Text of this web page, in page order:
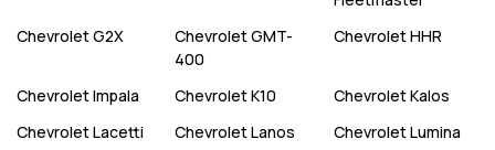
ChevroletG2X ChevroletGMT-
400
ChevroletHHR
ChevroletImpala ChevroletK10 ChevroletKalos
ChevroletLacetti ChevroletLanos ChevroletLumina